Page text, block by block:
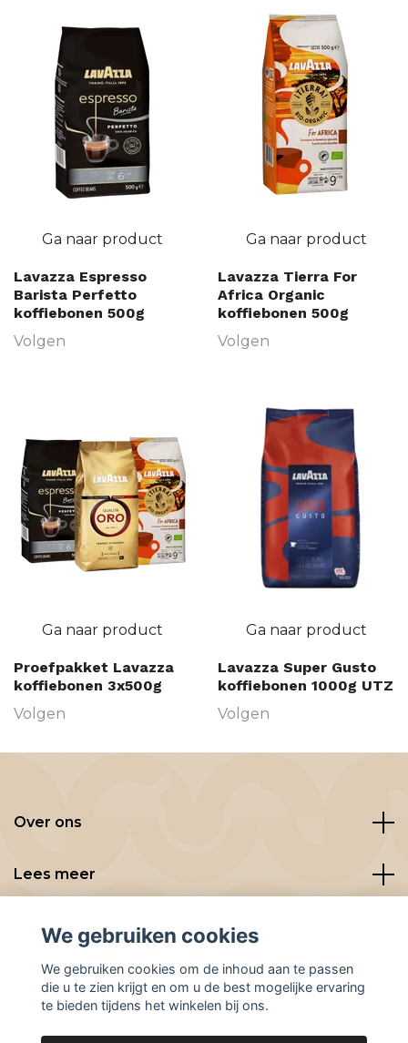
Ga naar product
Lavazza Espresso
Barista Perfetto
koffiebonen 500g
Volgen
Ga naar product
Lavazza Tierra For
Africa Organic
koffiebonen 500g
Volgen
Ga naar product
Proefpakket Lavazza
koffiebonen 3x500g
Volgen
Ga naar product
Lavazza Super Gusto
koffiebonen 1000g UTZ
Volgen
Over ons
Lees meer
Social media
We gebruiken cookies
We gebruiken cookies om de inhoud aan te passen
die u te zien krijgt en om u de best mogelijke ervaring
te bieden tijdens het winkelen bij ons.